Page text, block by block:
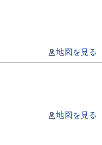
地図を見る
地図を見る